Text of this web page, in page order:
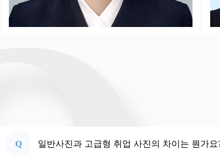
Q 일반사진과 고급형 취업 사진의 차이는 뭔가요